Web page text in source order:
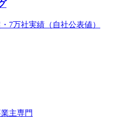
7万社実績（自社公表値）
主専門